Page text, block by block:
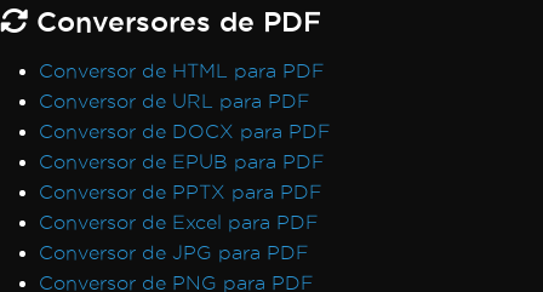
Conversores de PDF
Conversor de HTML para PDF
Conversor de URL para PDF
Conversor de DOCX para PDF
Conversor de EPUB para PDF
Conversor de PPTX para PDF
Conversor de Excel para PDF
Conversor de JPG para PDF
Conversor de PNG para PDF